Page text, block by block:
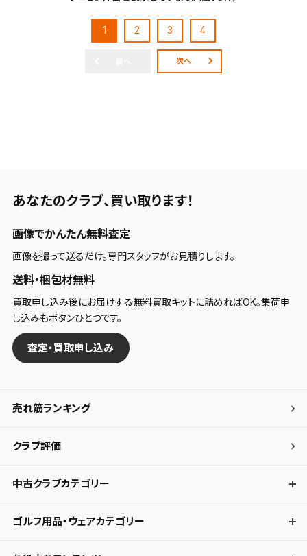
1 2 3 4
次へ
あなたのクラブ、 買い取ります！
画像でかんたん無料査定
画像を撮って送るだけ。専門スタッフがお見積りします。
送料・梱包材無料
買取申し込み後にお届けする無料買取キットに詰めればOK。集荷申
し込みもボタンひとつです。
査定・買取申し込み
売れ筋ランキング
クラブ評価
中古クラブカテゴリー
ゴルフ用品・ウェアカテゴリー